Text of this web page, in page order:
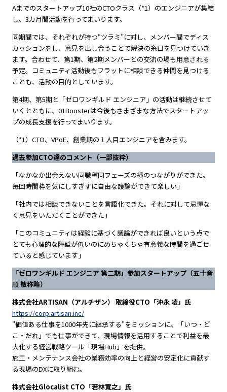
Aまでのスタートアップ10社のCTOクラス（*1）のエンジニアが集結
し、3カ月間活動を行ってまいります。
同期間では、それぞれが持つ“ツラミ”に対し、メンバー間でディス
カッションをし、意見を出し合うことで解決の糸口を見つけていき
ます。合わせて、第1期、第2期メンバーとの交流の場も用意される
予定。コミュニティ活動後もフラットに相談できる仲間を見つける
ことも、活動の目的としています。
第4期、第5期と「ゼロワンギルド エンジニア」の活動は継続させて
いくとともに、01Boosterは今後もさまざまな方法でスタートアッ
プの成長支援を行ってまいります。
（*1）CTO、VPoE、創業期の１人目エンジニアを含みます。
過去参加CTO達のコメント（一部抜粋）
「なかなか出会えない同職種同フェーズの横のつながりができた。
毎回時間枠を気にしすぎずに自由な議論ができて楽しい」
「社内では相談できないことを言語化できた。それに対して忌憚な
く意見をいただくことができた」
「このコミュニティは経験に基づく議論ができれば良いという点で
とても心理的な障壁が低いのにめちゃくちゃ有意義な時間を過ごせ
ていると感じています」
「ゼロワンギルド エンジニア 第二期」参加スタートアップ（五十音
順 敬称略）
株式会社ARTISAN（アルチザン） 取締役CTO「沖永 凌」氏
https://corp.artisan.inc/
"価値ある仕事を1000年先に継承する"をミッションに、「いつ・ど
こ・だれ」でも仕事ができて、現場情報を活用することで利益を最
大化する経営戦略ツール「現場Hub」を提供。
施工・メンテナンス会社の業務効率の向上と経営の安定化に貢献す
る現場のDXに取り組む。
株式会社Glocalist CTO「若林寛之」氏